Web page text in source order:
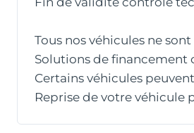
Tous nos véhicules ne
Solutions de financement
Certains véhicules
Reprise de votre véhicule